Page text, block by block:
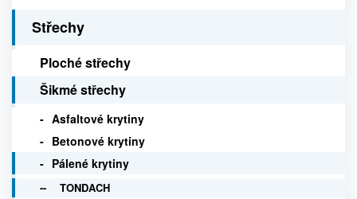
Střechy
Ploché střechy
Šikmé střechy
Asfaltové krytiny
Betonové krytiny
Pálené krytiny
TONDACH